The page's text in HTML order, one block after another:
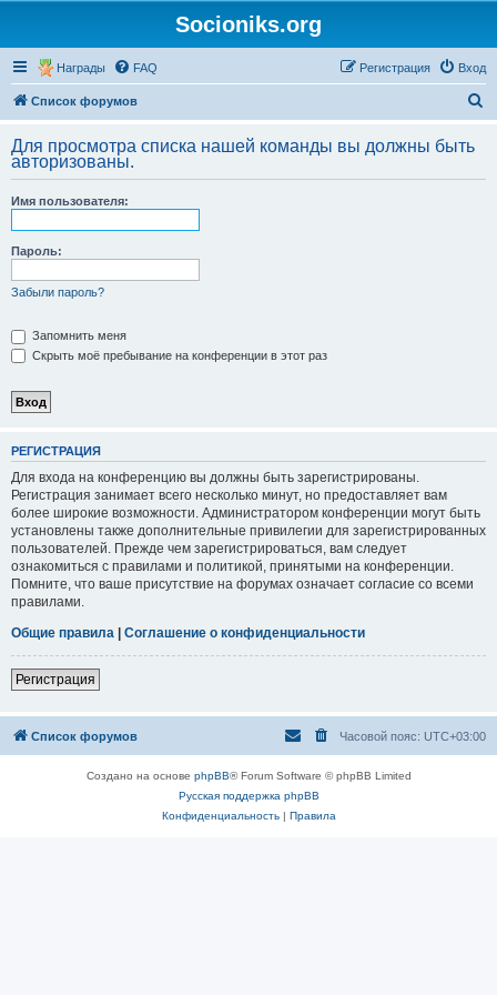
Socioniks.org
Награды FAQ Вход
Регистрация
Список форумов
с
Для просмотра списка нашей команды вы должны быть
авторизованы.
Имя пользователя:
Пароль:
Забыли пароль?
Запомнить меня
Скрыть моё пребывание на конференции в этот раз
РЕГИСТРАЦИЯ
Для входа на конференцию вы должны быть зарегистрированы.
Регистрация занимает всего несколько минут, но предоставляет вам
более широкие возможности. Администратором конференции могут быть
установлены также дополнительные привилегии для зарегистрированных
пользователей. Прежде чем зарегистрироваться, вам следует
ознакомиться с правилами и политикой, принятыми на конференции.
Помните, что ваше присутствие на форумах означает согласие со всеми
правилами.
Общие правила | Соглашение о конфиденциальности
Регистрация
Список форумов Часовой пояс: UTC+03:00
Создано на основе phpBB® Forum Software © phpBB Limited
Русская поддержка phpBB
Конфиденциальность| Правила